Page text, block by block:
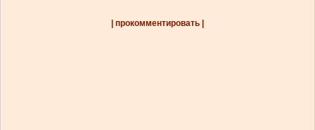
| прокомментировать |